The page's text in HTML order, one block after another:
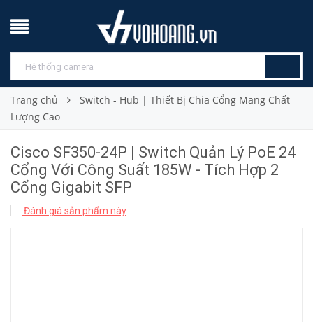
Trang chủ
Switch - Hub | Thiết Bị Chia Cổng Mang Chất
Lượng Cao
Cisco SF350-24P | Switch Quản Lý PoE 24
Cổng Với Công Suất 185W - Tích Hợp 2
Cổng Gigabit SFP
Đánh giá sản phẩm này